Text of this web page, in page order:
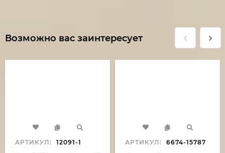
Возможно вас заинтересует
АРТИКУЛ: 12091-1 АРТИКУЛ: 6674-15787